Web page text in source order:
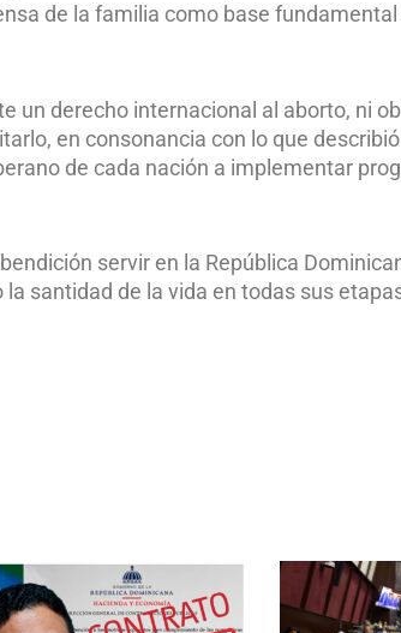
de la familia como base fundamental
un derecho internacional al aborto, ni
en consonancia con lo que
de cada nación a implementar
servir en la República
santidad de la vida en todas sus